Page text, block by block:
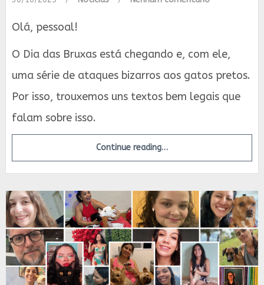
Olá, pessoal!
O Dia das Bruxas está chegando e, com ele,
uma série de ataques bizarros aos gatos pretos.
Por isso, trouxemos uns textos bem legais que
falam sobre isso.
Continue reading…